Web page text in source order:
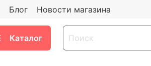
Блог Новости магазина
Каталог